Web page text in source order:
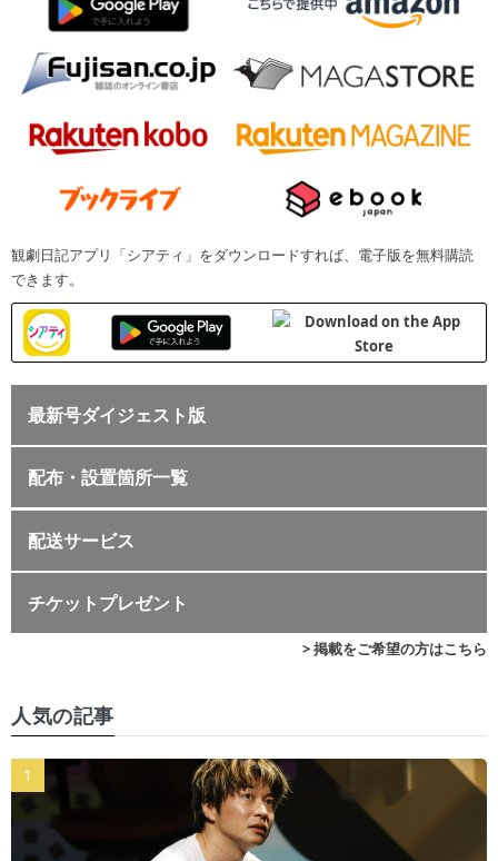
観劇日記アプリ「シアティ」をダウンロードすれば、電子版を無料購読
できます。
最新号ダイジェスト版
配布・設置箇所一覧
配送サービス
チケットプレゼント
> 掲載をご希望の方はこちら
人気の記事